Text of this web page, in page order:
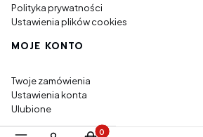
Polityka prywatności
Ustawienia plików cookies
MOJE KONTO
Twoje zamówienia
Ustawienia konta
Ulubione